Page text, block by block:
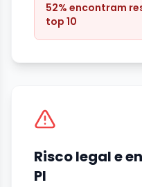
52% encontram
top 10
Risco legal e
PI